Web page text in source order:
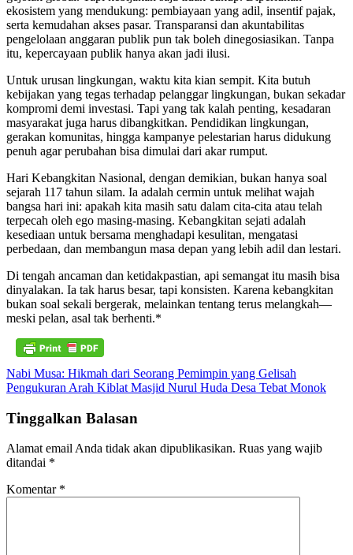
ekosistem yang mendukung: pembiayaan yang adil, insentif pajak,
serta kemudahan akses pasar. Transparansi dan akuntabilitas
pengelolaan anggaran publik pun tak boleh dinegosiasikan. Tanpa
itu, kepercayaan publik hanya akan jadi ilusi.
Untuk urusan lingkungan, waktu kita kian sempit. Kita butuh
kebijakan yang tegas terhadap pelanggar lingkungan, bukan sekadar
kompromi demi investasi. Tapi yang tak kalah penting, kesadaran
masyarakat juga harus dibangkitkan. Pendidikan lingkungan,
gerakan komunitas, hingga kampanye pelestarian harus didukung
penuh agar perubahan bisa dimulai dari akar rumput.
Hari Kebangkitan Nasional, dengan demikian, bukan hanya soal
sejarah 117 tahun silam. Ia adalah cermin untuk melihat wajah
bangsa hari ini: apakah kita masih satu dalam cita-cita atau telah
terpecah oleh ego masing-masing. Kebangkitan sejati adalah
kesediaan untuk bersama menghadapi kesulitan, mengatasi
perbedaan, dan membangun masa depan yang lebih adil dan lestari.
Di tengah ancaman dan ketidakpastian, api semangat itu masih bisa
dinyalakan. Ia tak harus besar, tapi konsisten. Karena kebangkitan
bukan soal sekali bergerak, melainkan tentang terus melangkah—
meski pelan, asal tak berhenti.*
Navigasi
pos
Nabi Musa: Hikmah dari Seorang Pemimpin yang Gelisah
Pengukuran Arah Kiblat Masjid Nurul Huda Desa Tebat Monok
Tinggalkan Balasan
Alamat email Anda tidak akan dipublikasikan. Ruas yang wajib
ditandai *
Komentar *